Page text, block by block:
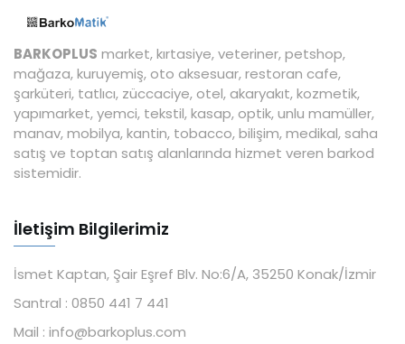
BARKOPLUS market, kırtasiye, veteriner, petshop,
mağaza, kuruyemiş, oto aksesuar, restoran cafe,
şarküteri, tatlıcı, züccaciye, otel, akaryakıt, kozmetik,
yapımarket, yemci, tekstil, kasap, optik, unlu mamüller,
manav, mobilya, kantin, tobacco, bilişim, medikal, saha
satış ve toptan satış alanlarında hizmet veren barkod
sistemidir.
İletişim Bilgilerimiz
İsmet Kaptan, Şair Eşref Blv. No:6/A, 35250 Konak/İzmir
Santral : 0850 441 7 441
Mail : info@barkoplus.com